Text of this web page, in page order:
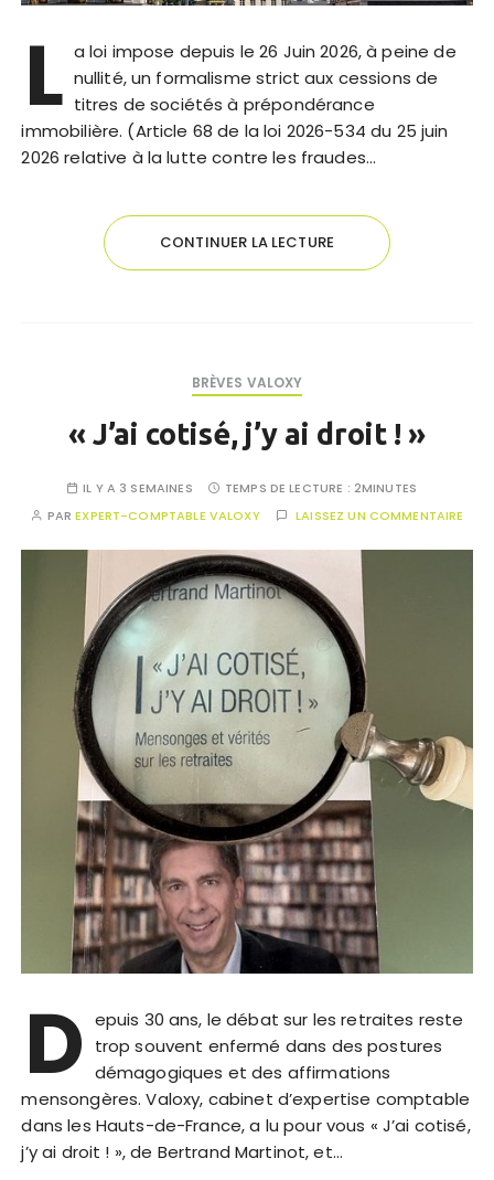
L a loi impose depuis le 26 Juin 2026, à peine de
nullité, un formalisme strict aux cessions de
titres de sociétés à prépondérance
immobilière. (Article 68 de la loi 2026-534 du 25 juin
2026 relative à la lutte contre les fraudes…
CONTINUER LA LECTURE
BRÈVES VALOXY
« J’ai cotisé, j’y ai droit ! »
IL Y A 3 SEMAINES TEMPS DE LECTURE : 2MINUTES
PAREXPERT-COMPTABLE VALOXY LAISSEZ UN COMMENTAIRE
D epuis 30 ans, le débat sur les retraites reste
trop souvent enfermé dans des postures
démagogiques et des affirmations
mensongères. Valoxy, cabinet d’expertise comptable
dans les Hauts-de-France, a lu pour vous « J’ai cotisé,
j’y ai droit ! », de Bertrand Martinot, et…